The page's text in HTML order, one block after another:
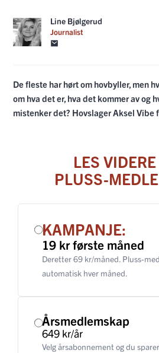
Line Bjølgerud
Journalist
De fleste har hørt om hovbyller, men
om hva det er, hva det kommer av og
mistenker det? Hovslager Aksel Vibe
LES
PLUSS-
KAMPANJE:
19 kr første måned
Deretter 69 kr/måned. Pluss-
automatisk hver måned.
Årsmedlemskap
649 kr/år
Velg årsabonnement og du